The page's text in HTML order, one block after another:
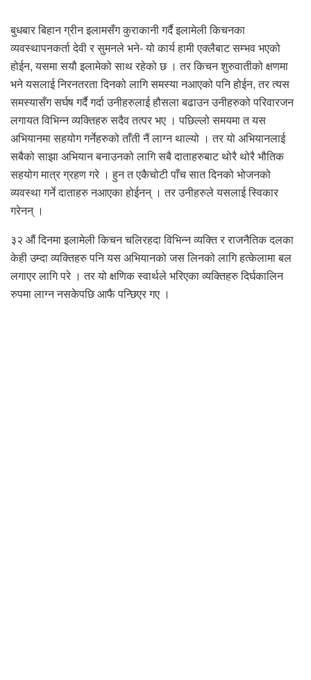
बुधबार बिहान ग्रीन इलामसँग कुराकानी गर्दै इलामेली किचनका
व्यवस्थापनकर्ता देवी र सुमनले भने- यो कार्य हामी एक्लैबाट सम्भव भएको
होईन, यसमा सयौ इलामेको साथ रहेको छ । तर किचन शुरुवातीको क्षणमा
भने यसलाई निरनतरता दिनको लागि समस्या नआएको पनि होईन, तर त्यस
समस्यासँग सर्घष गर्दै गर्दा उनीहरुलाई हौसला बढाउन उनीहरुको परिवारजन
लगायत विभिन्न व्यक्तिहरु सदैव तत्पर भए । पछिल्लो समयमा त यस
अभियानमा सहयोग गर्नेहरुको ताँती नैं लाग्न थाल्यो । तर यो अभियानलाई
सबैको साझा अभियान बनाउनको लागि सबै दाताहरुबाट थोरै थोरै भौतिक
सहयोग मात्र ग्रहण गरे । हुन त एकैचोटी पाँच सात दिनको भोजनको
व्यवस्था गर्ने दाताहरु नआएका होईनन् । तर उनीहरुले यसलाई स्विकार
गरेनन् ।
३२ औं दिनमा इलामेली किचन चलिरहदा विभिन्न व्यक्ति र राजनैतिक दलका
केही उम्दा व्यक्तिहरु पनि यस अभियानको जस लिनको लागि हत्केलामा बल
लगाएर लागि परे । तर यो क्षणिक स्वार्थले भरिएका व्यक्तिहरु दिर्घकालिन
रुपमा लाग्न नसकेपछि आफै पन्छिएर गए ।